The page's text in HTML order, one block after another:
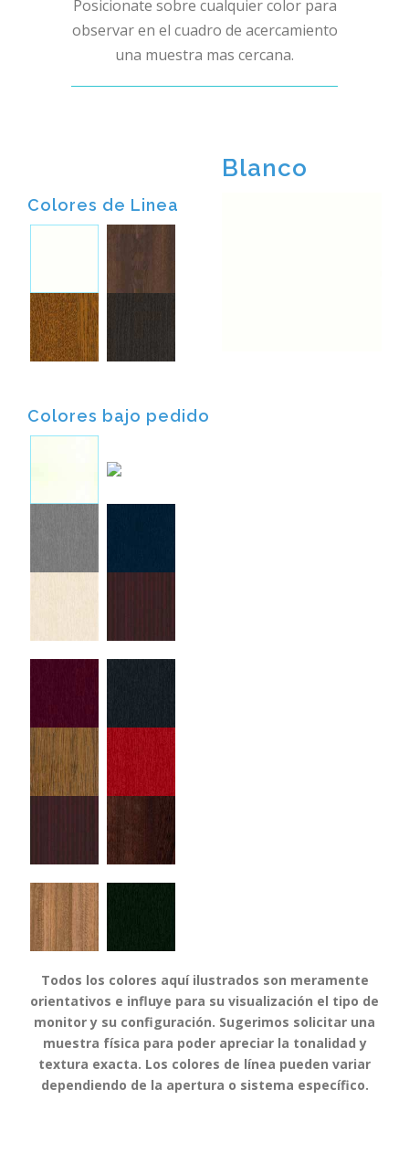
Posicionate sobre cualquier color para
observar en el cuadro de acercamiento
una muestra mas cercana.
Colores de Linea
Colores bajo pedido
Blanco
Todos los colores aquí ilustrados son meramente
orientativos e influye para su visualización el tipo de
monitor y su configuración. Sugerimos solicitar una
muestra física para poder apreciar la tonalidad y
textura exacta. Los colores de línea pueden variar
dependiendo de la apertura o sistema específico.